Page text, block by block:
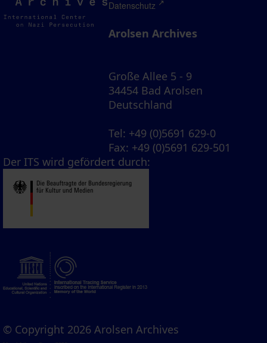
Archives
Datenschutz
Arolsen Archives
Große Allee 5 - 9
34454 Bad Arolsen
Deutschland
Tel: +49 (0)5691 629-0
Fax: +49 (0)5691 629-501
Der ITS wird gefördert durch:
© Copyright 2026 Arolsen Archives